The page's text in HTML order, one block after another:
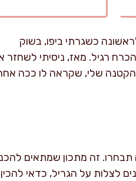
כשגרתי ביפו, בשוק
רגיל. מאז, ניסיתי לשחזר
שלי, שקראה לו ככה
טיגון, תלוי באיזו שיטה תבחרו. זה מתכון שמתאים
לצלות על הגריל, כדאי להכין